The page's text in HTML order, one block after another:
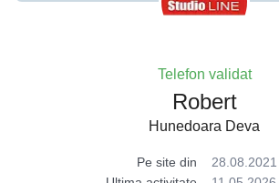
Telefon validat
Robert
Hunedoara Deva
Pe site din
28.08.2021